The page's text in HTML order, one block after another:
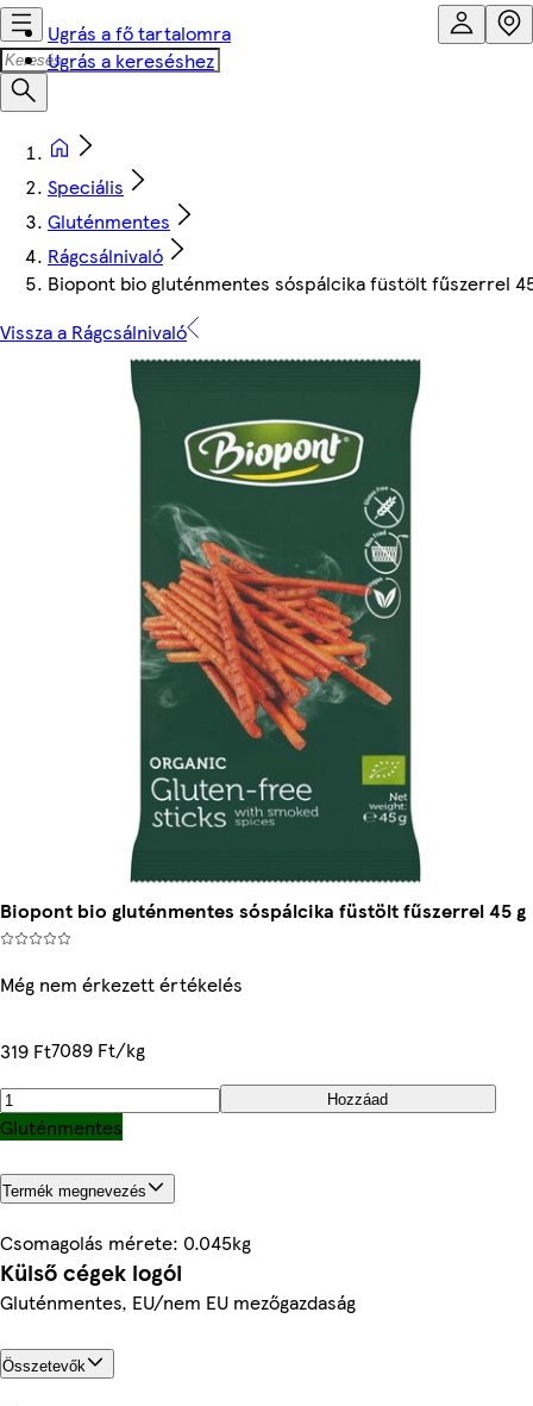
Ugrás a fő tartalomra
Ugrás a kereséshez
Speciális
Gluténmentes
Rágcsálnivaló
Biopont bio gluténmentes sóspálcika füstölt fűszerrel
Vissza a Rágcsálnivaló
Biopont bio gluténmentes sóspálcika füstölt fűszerrel 45 g
Még nem érkezett értékelés
319 Ft7089 Ft/kg
Hozzáad
Gluténmentes
Termék megnevezés
Csomagolás mérete: 0.045kg
Külső cégek logói
Gluténmentes, EU/nem EU mezőgazdaság
Összetevők